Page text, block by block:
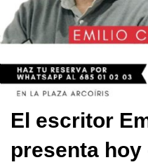
El escritor
presenta